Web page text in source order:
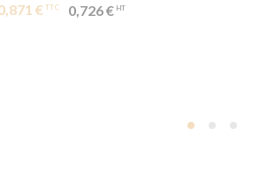
€ 0,726 €